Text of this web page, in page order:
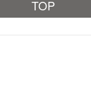
TOP